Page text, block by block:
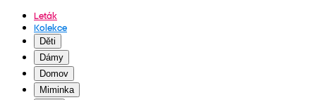
Leták
Kolekce
Děti
Dámy
Domov
Miminka